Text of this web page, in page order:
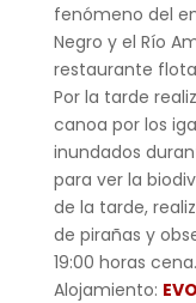
fenómeno del
Negro y el Río
restaurante
Por la tarde
canoa por los
inundados
para ver la
de la tarde,
de pirañas y
19:00 horas
Alojamiento: